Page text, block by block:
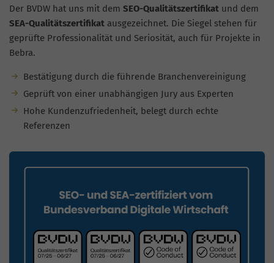
Der BVDW hat uns mit dem SEO-Qualitätszertifikat und dem
SEA-Qualitätszertifikat ausgezeichnet. Die Siegel stehen für
geprüfte Professionalität und Seriosität, auch für Projekte in
Bebra.
Bestätigung durch die führende Branchenvereinigung
Geprüft von einer unabhängigen Jury aus Experten
Hohe Kundenzufriedenheit, belegt durch echte
Referenzen